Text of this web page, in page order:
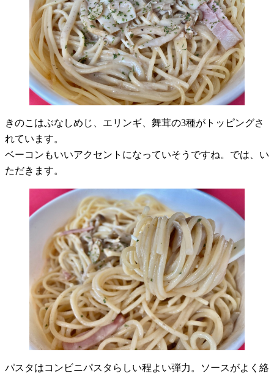
きのこはぶなしめじ、エリンギ、舞茸の3種がトッピングさ
れています。
ベーコンもいいアクセントになっていそうですね。では、い
ただきます。
パスタはコンビニパスタらしい程よい弾力。ソースがよく絡